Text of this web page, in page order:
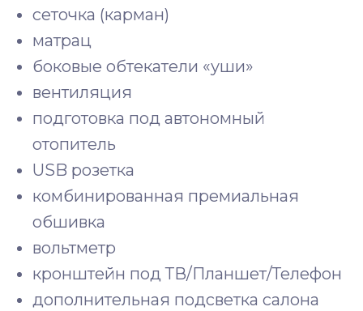
сеточка (карман)
матрац
боковые обтекатели «уши»
вентиляция
подготовка под автономный
отопитель
USB розетка
комбинированная премиальная
обшивка
вольтметр
кронштейн под ТВ/Планшет/Телефон
дополнительная подсветка салона